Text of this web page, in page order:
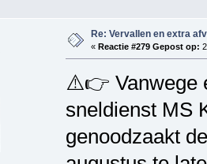
Re: Vervallen en extra
« Reactie #279 Gepost op:
⚠️👉 Vanwege
sneldienst MS
genoodzaakt